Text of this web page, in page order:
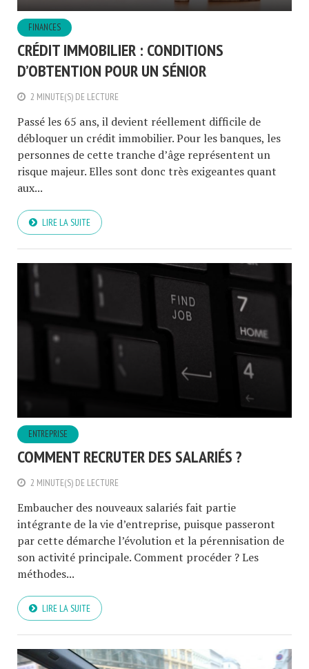
FINANCES
CRÉDIT IMMOBILIER : CONDITIONS
D’OBTENTION POUR UN SÉNIOR
2 MINUTE(S) DE LECTURE
Passé les 65 ans, il devient réellement difficile de
débloquer un crédit immobilier. Pour les banques, les
personnes de cette tranche d’âge représentent un
risque majeur. Elles sont donc très exigeantes quant
aux...
LIRE LA SUITE
ENTREPRISE
COMMENT RECRUTER DES SALARIÉS ?
2 MINUTE(S) DE LECTURE
Embaucher des nouveaux salariés fait partie
intégrante de la vie d’entreprise, puisque passeront
par cette démarche l’évolution et la pérennisation de
son activité principale. Comment procéder ? Les
méthodes...
LIRE LA SUITE